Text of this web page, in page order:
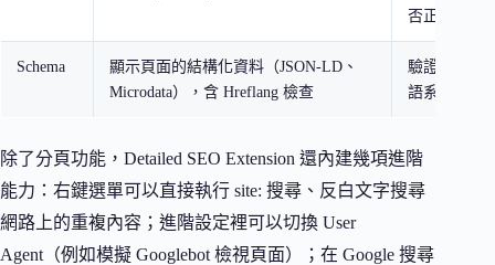
否正確
Schema
顯示頁面的結構化資料（JSON-LD、
Microdata），含 Hreflang 檢查
驗證
語系標籤
除了分頁功能，Detailed SEO Extension 還內建幾項進階
能力：右鍵選單可以直接執行 site: 搜尋、反白文字搜尋
網路上的重複內容；進階設定裡可以切換 User
Agent（例如模擬 Googlebot 檢視頁面）；在 Google 搜尋